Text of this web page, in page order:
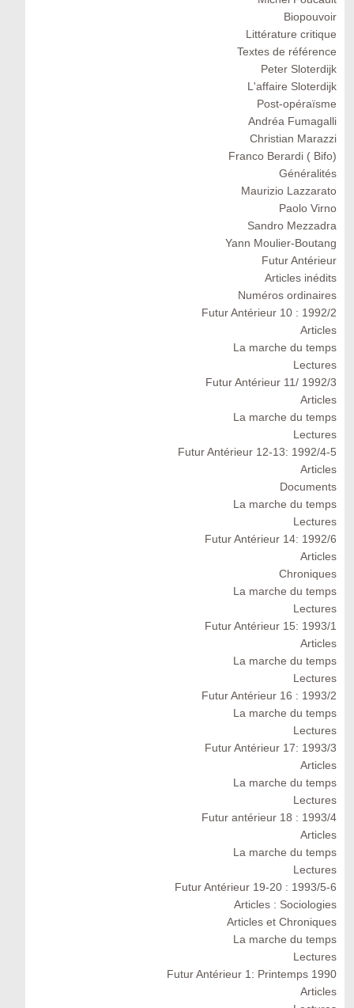
Biopouvoir
Littérature critique
Textes de référence
Peter Sloterdijk
L'affaire Sloterdijk
Post-opéraïsme
Andréa Fumagalli
Christian Marazzi
Franco Berardi ( Bifo)
Généralités
Maurizio Lazzarato
Paolo Virno
Sandro Mezzadra
Yann Moulier-Boutang
Futur Antérieur
Articles inédits
Numéros ordinaires
Futur Antérieur 10 : 1992/2
Articles
La marche du temps
Lectures
Futur Antérieur 11/ 1992/3
Articles
La marche du temps
Lectures
Futur Antérieur 12-13: 1992/4-5
Articles
Documents
La marche du temps
Lectures
Futur Antérieur 14: 1992/6
Articles
Chroniques
La marche du temps
Lectures
Futur Antérieur 15: 1993/1
Articles
La marche du temps
Lectures
Futur Antérieur 16 : 1993/2
La marche du temps
Lectures
Futur Antérieur 17: 1993/3
Articles
La marche du temps
Lectures
Futur antérieur 18 : 1993/4
Articles
La marche du temps
Lectures
Futur Antérieur 19-20 : 1993/5-6
Articles : Sociologies
Articles et Chroniques
La marche du temps
Lectures
Futur Antérieur 1: Printemps 1990
Articles